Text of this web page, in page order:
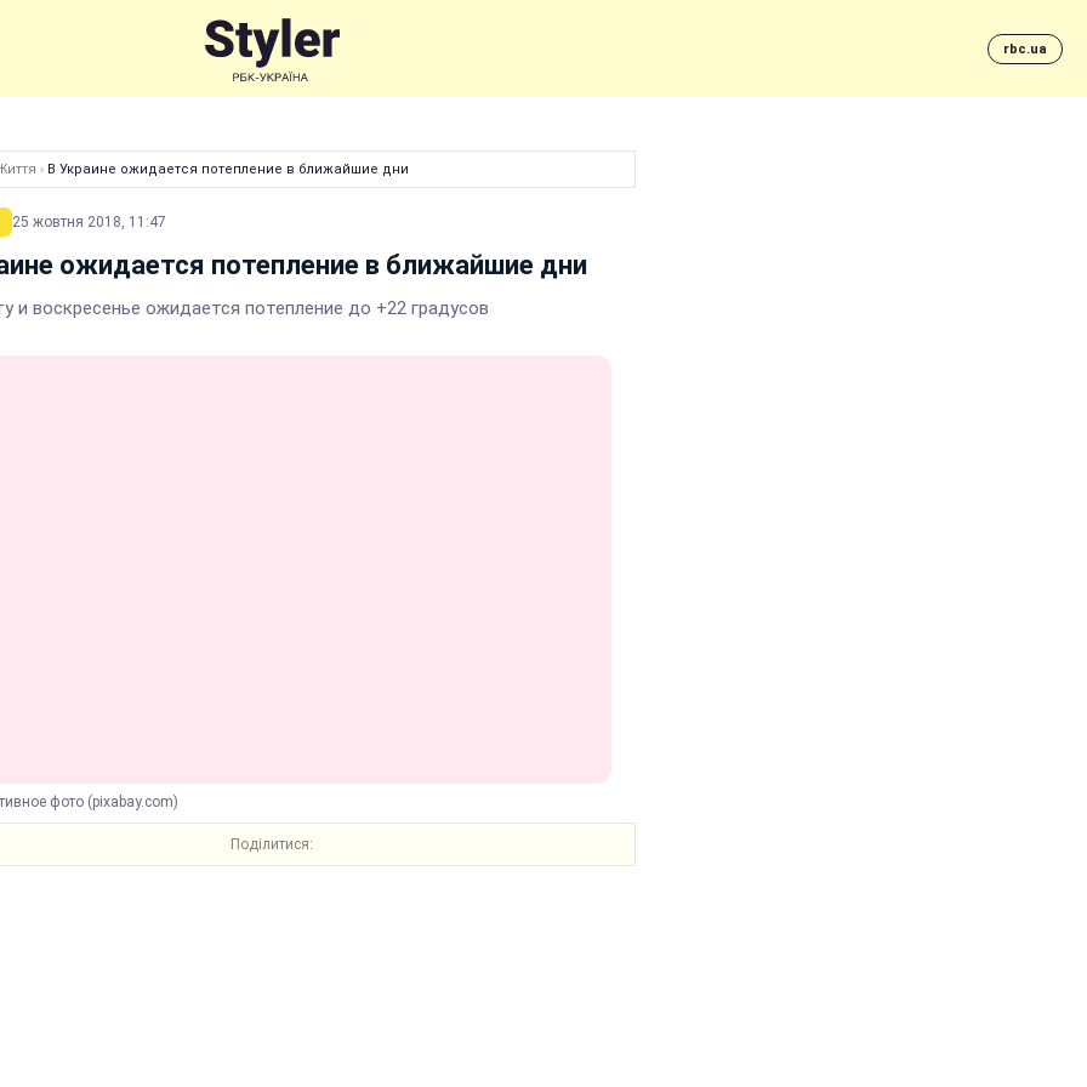
rbc.ua
› В Украине ожидается потепление в ближайшие дни
25 жовтня 2018, 11:47
ожидается потепление в ближайшие дни
и воскресенье ожидается потепление до +22 градусов
фото (pixabay.com)
Поділитися: